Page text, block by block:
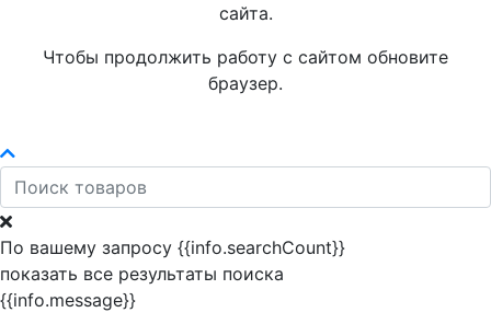
сайта.
Чтобы продолжить работу с сайтом обновите
браузер.
По вашему запросу {{info.searchCount}}
показать все результаты поиска
{{info.message}}